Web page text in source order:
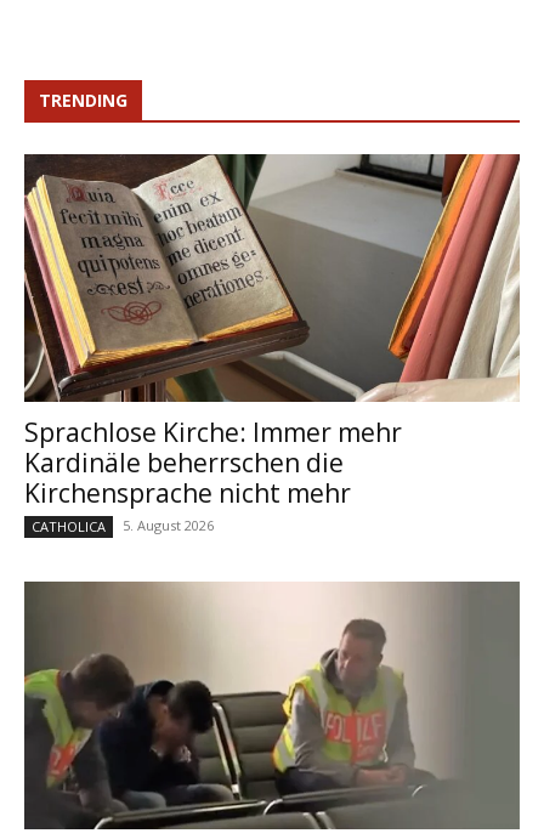
TRENDING
Sprachlose Kirche: Immer mehr
Kardinäle beherrschen die
Kirchensprache nicht mehr
CATHOLICA 5. August 2026